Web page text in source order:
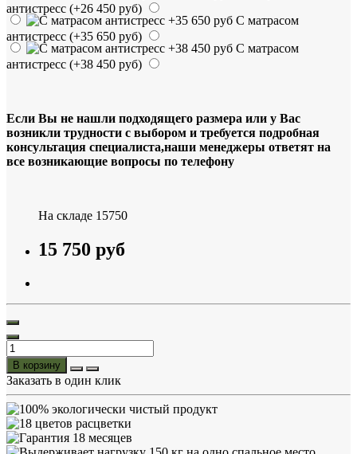
антистресс (+26 450 руб)
С матрасом
антистресс (+35 650 руб)
С матрасом
антистресс (+38 450 руб)
Если Вы не нашли подходящего размера или у Вас
возникли трудности с выбором и требуется подробная
консультация специалиста,наши менеджеры ответят на
все возникающие вопросы по телефону
На складе 15750
15 750 руб
В корзину
Заказать в один клик